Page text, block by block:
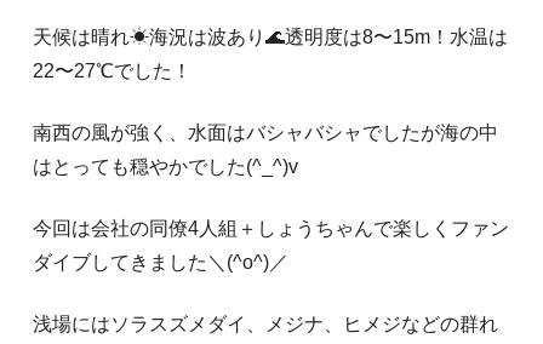
天候は晴れ☀海況は波あり🌊透明度は8〜15m！水温は
22〜27℃でした！
南西の風が強く、水面はバシャバシャでしたが海の中
はとっても穏やかでした(^_^)v
今回は会社の同僚4人組＋しょうちゃんで楽しくファン
ダイブしてきました＼(^o^)／
浅場にはソラスズメダイ、メジナ、ヒメジなどの群れ